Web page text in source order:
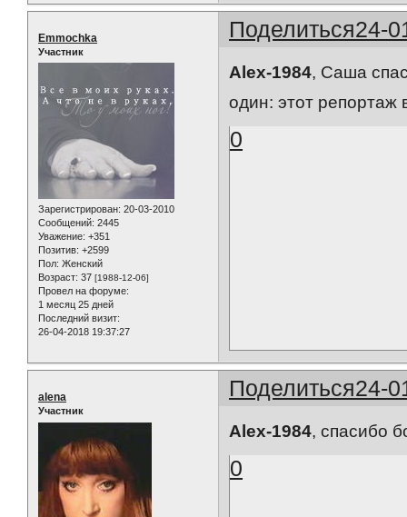
Поделиться24-
Emmochka
Участник
Зарегистрирован: 20-03-2010
Сообщений: 2445
Уважение: +351
Позитив: +2599
Пол: Женский
Возраст: 37 [1988-12-06]
Провел на форуме:
1 месяц 25 дней
Последний визит:
26-04-2018 19:37:27
Alex-1984, Саша
один: этот репортаж
0
Поделиться24-
alena
Участник
Alex-1984, спасибо
0